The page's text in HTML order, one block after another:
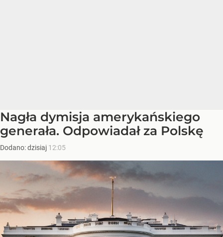
Nagła dymisja amerykańskiego
generała. Odpowiadał za Polskę
Dodano:dzisiaj 12:05